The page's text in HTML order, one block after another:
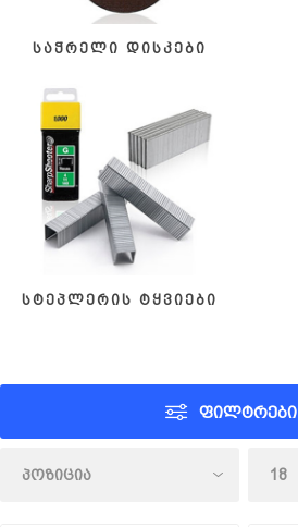
საჭრელი დისკები
სტეპლერის ტყვიები
ᲤᲘᲚᲢᲠᲔᲑᲘ